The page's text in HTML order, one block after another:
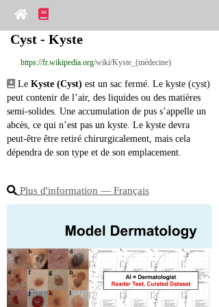
Cyst - Kyste
https://fr.wikipedia.org/wiki/Kyste_(médecine)
Le Kyste (Cyst) est un sac fermé. Le kyste (cyst)
peut contenir de l’air, des liquides ou des matières
semi‑solides. Une accumulation de pus s’appelle un
abcès, ce qui n’est pas un kyste. Le kyste devra
peut‑être être retiré chirurgicalement, mais cela
dépendra de son type et de son emplacement.
Plus d'information ― Français